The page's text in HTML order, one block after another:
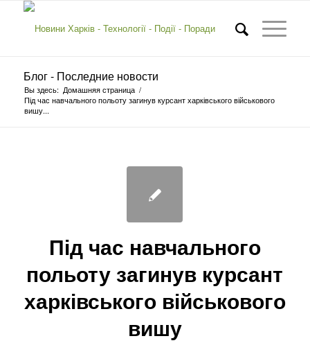
Блог - Последние новости
Вы здесь: Домашняя страница /
Під час навчального польоту загинув курсант харківського військового
вишу...
Під час навчального
польоту загинув курсант
харківського військового
вишу